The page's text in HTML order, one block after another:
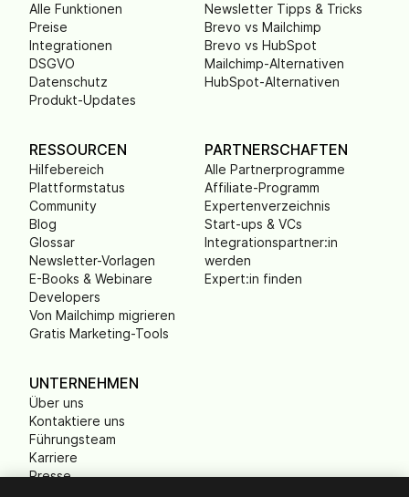
Alle Funktionen
Preise
Integrationen
DSGVO
Datenschutz
Produkt-Updates
Newsletter Tipps & Tricks
Brevo vs Mailchimp
Brevo vs HubSpot
Mailchimp-Alternativen
HubSpot-Alternativen
RESSOURCEN
Hilfebereich
Plattformstatus
Community
Blog
Glossar
Newsletter-Vorlagen
E-Books & Webinare
Developers
Von Mailchimp migrieren
Gratis Marketing-Tools
PARTNERSCHAFTEN
Alle Partnerprogramme
Affiliate-Programm
Expertenverzeichnis
Start-ups & VCs
Integrationspartner:in
werden
Expert:in finden
UNTERNEHMEN
Über uns
Kontaktiere uns
Führungsteam
Karriere
Presse